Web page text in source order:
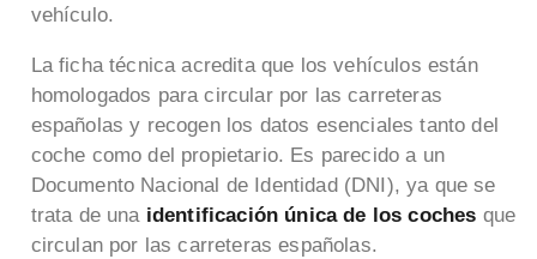
vehículo.
La ficha técnica acredita que los vehículos están
homologados para circular por las carreteras
españolas y recogen los datos esenciales tanto del
coche como del propietario. Es parecido a un
Documento Nacional de Identidad (DNI), ya que se
trata de una identificación única de los coches que
circulan por las carreteras españolas.